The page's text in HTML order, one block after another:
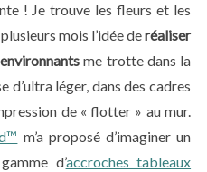
! Je trouve les fleurs et les
mois l’idée deréaliser
me trotte dans la
d’ultra léger, dans des cadres
de « flotter » au mur.
m’a proposé d’imaginer un
d’accroches tableaux